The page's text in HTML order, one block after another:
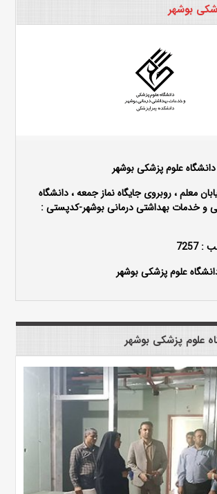
بوشهر
علوم پزشکی بوشهر
معلم ، روبروی جایگاه نماز جمعه ، دانشگاه
و خدمات بهداشتی درمانی بوشهر-کدپستی :
7257
علوم پزشکی بوشهر
علوم پزشکی بوشهر